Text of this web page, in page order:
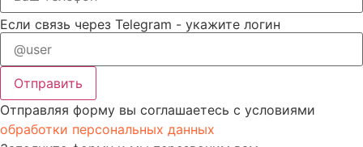
Если связь через Telegram - укажите логин
Отправить
Отправляя форму вы соглашаетесь с условиями
обработки персональных данных